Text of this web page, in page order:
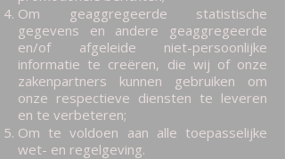
Om geaggregeerde statistische
gegevens en andere geaggregeerde
en/of afgeleide niet-persoonlijke
informatie te creëren, die wij of onze
zakenpartners kunnen gebruiken om
onze respectieve diensten te leveren
en te verbeteren;
Om te voldoen aan alle toepasselijke
wet- en regelgeving.